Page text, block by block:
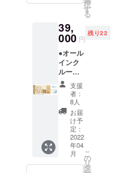
送りし
ます。
ナルモ
バッテ
リー ●
お礼の
メール
◆グラ
ンド
オープ
ン後に
ご宿泊
いただ
ける
「リ
ゾート
宿泊」
割引
クーポ
択
す
る
39,
000 円
残り22
●オール
インク
ルーシ
ブ付き
【ドー
ムホテ
ル型グ
ランピ
ングリ
ゾート
１泊２
日宿泊
券（親
支援
者：
8人
お届
け予
定：
2022
年04
月
こ
の
リ
タ